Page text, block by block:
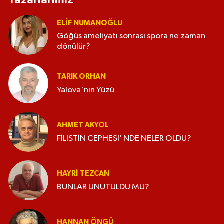
ELİF NUMANOĞLU
Göğüs ameliyatı sonrası spora ne zaman
dönülür?
TARIK ORHAN
Yalova'nın Yüzü
AHMET AKYOL
FİLİSTİN CEPHESİ’ NDE NELER OLDU?
HAYRI TEZCAN
BUNLAR UNUTULDU MU?
HANNAN ÖNGÜ